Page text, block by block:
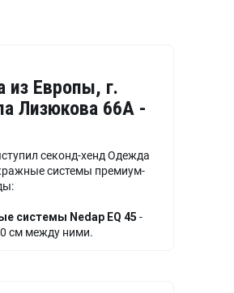
Европы, г.
Лизюкова 66А -
секонд-хенд Одежда
системы премиум-
системы Nedap EQ 45 -
см между ними.